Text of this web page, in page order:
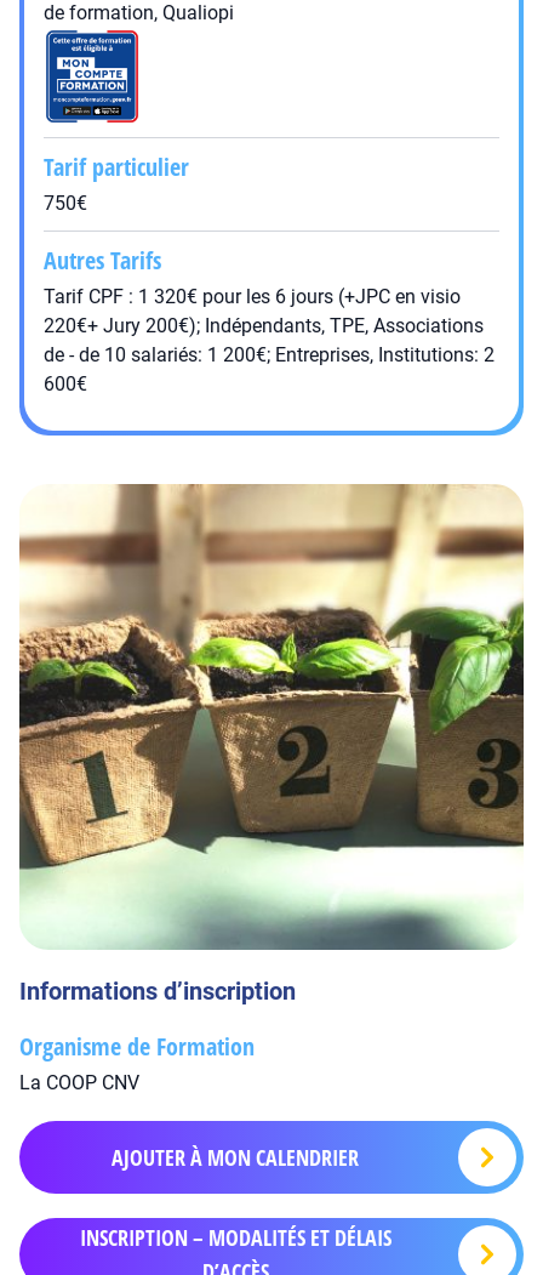
de formation, Qualiopi
Tarif particulier
750€
Autres Tarifs
Tarif CPF : 1 320€ pour les 6 jours (+JPC en visio
220€+ Jury 200€); Indépendants, TPE, Associations
de - de 10 salariés: 1 200€; Entreprises, Institutions: 2
600€
Informations d’inscription
Organisme de Formation
La COOP CNV
AJOUTER À MON CALENDRIER
INSCRIPTION – MODALITÉS ET DÉLAIS